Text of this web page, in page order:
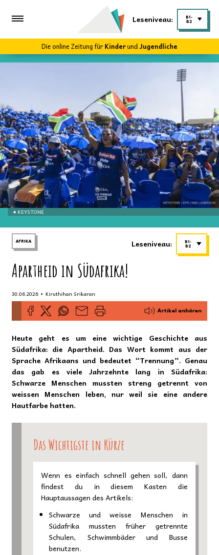
Leseniveau:
B1-
B2
Die online Zeitung fürKinderundJugendliche
KEYSTONE
AFRIKA Leseniveau:
B1-
B2
Apartheid in Südafrika!
30.06.2026 • Kiruthihan Srikaran
Artikel anhören
Heute geht es um eine wichtige Geschichte aus
Südafrika: die Apartheid. Das Wort kommt aus der
Sprache Afrikaans und bedeutet “Trennung”. Genau
das gab es viele Jahrzehnte lang in Südafrika:
Schwarze Menschen mussten streng getrennt von
weissen Menschen leben, nur weil sie eine andere
Hautfarbe hatten.
Das Wichtigste in Kürze
Wenn es einfach schnell gehen soll, dann
findest du in diesem Kasten die
Hauptaussagen des Artikels:
Schwarze und weisse Menschen in
Südafrika mussten früher getrennte
Schulen, Schwimmbäder und Busse
benutzen.